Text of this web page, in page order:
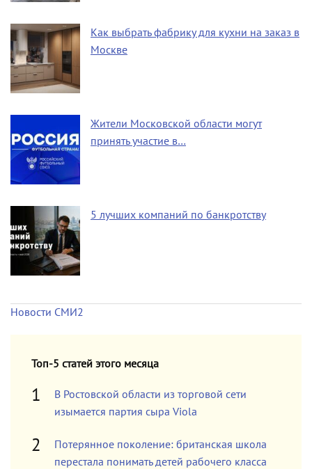
Как выбрать фабрику для кухни на заказ в
Москве
Жители Московской области могут
принять участие в…
5 лучших компаний по банкротству
Новости СМИ2
Топ-5 статей этого месяца
В Ростовской области из торговой сети
изымается партия сыра Viola
Потерянное поколение: британская школа
перестала понимать детей рабочего класса